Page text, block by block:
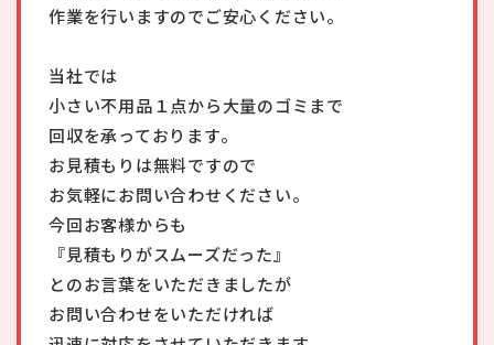
作業を行いますのでご安心ください。
当社では
小さい不用品１点から大量のゴミまで
回収を承っております。
お見積もりは無料ですので
お気軽にお問い合わせください。
今回お客様からも
『見積もりがスムーズだった』
とのお言葉をいただきましたが
お問い合わせをいただければ